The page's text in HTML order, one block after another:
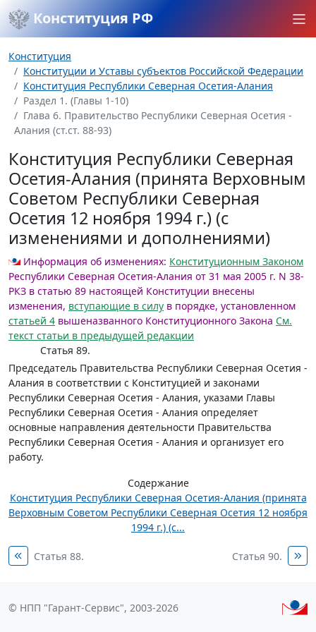
Конституция РФ
Конституция
Конституции и Уставы субъектов Российской Федерации
Конституция Республики Северная Осетия-Алания
Раздел 1. (Главы 1-10)
Глава 6. Правительство Республики Северная Осетия -
Алания (ст.ст. 88-93)
Конституция Республики Северная
Осетия-Алания (принята Верховным
Советом Республики Северная
Осетия 12 ноября 1994 г.) (с
изменениями и дополнениями)
Информация об изменениях: Конституционным Законом
Республики Северная Осетия-Алания от 31 мая 2005 г. N 38-
РКЗ в статью 89 настоящей Конституции внесены
изменения, вступающие в силу в порядке, установленном
статьей 4 вышеназванного Конституционного Закона См.
текст статьи в предыдущей редакции
Статья 89.
Председатель Правительства Республики Северная Осетия -
Алания в соответствии с Конституцией и законами
Республики Северная Осетия - Алания, указами Главы
Республики Северная Осетия - Алания определяет
основные направления деятельности Правительства
Республики Северная Осетия - Алания и организует его
работу.
Содержание
Конституция Республики Северная Осетия-Алания (принята
Верховным Советом Республики Северная Осетия 12 ноября
1994 г.) (с...
Статья 88. Статья 90.
© НПП "Гарант-Сервис", 2003-2026